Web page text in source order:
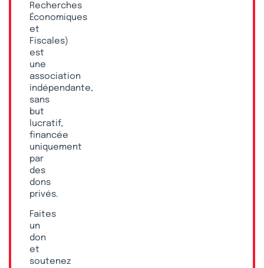
Recherches
Économiques
et
Fiscales)
est
une
association
indépendante,
sans
but
lucratif,
financée
uniquement
par
des
dons
privés.
Faites
un
don
et
soutenez